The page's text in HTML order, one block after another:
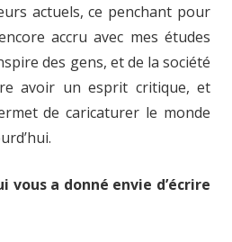
actuels, ce penchant pour
accru avec mes études
des gens, et de la société
avoir un esprit critique, et
de caricaturer le monde
vous a donné envie d’écrire